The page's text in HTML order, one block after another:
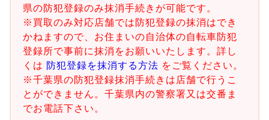
県の防犯登録のみ抹消手続きが可能です。
※買取のみ対応店舗では防犯登録の抹消はでき
かねますので、お住まいの自治体の自転車防犯
登録所で事前に抹消をお願いいたします。詳し
くは 防犯登録を抹消する方法 をご覧ください。
※千葉県の防犯登録抹消手続きは店舗で行うこ
とができません。千葉県内の警察署又は交番ま
でお電話下さい。